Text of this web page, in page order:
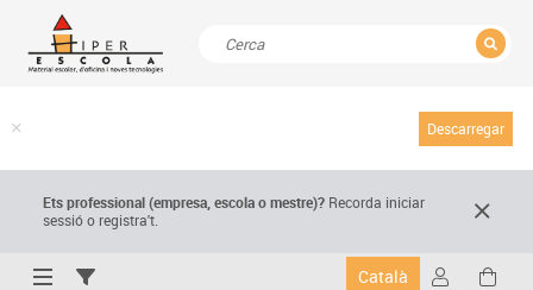
Descarregar
Ets professional (empresa,escola o mestre)? Recorda iniciar
sessió o registra't.
Català